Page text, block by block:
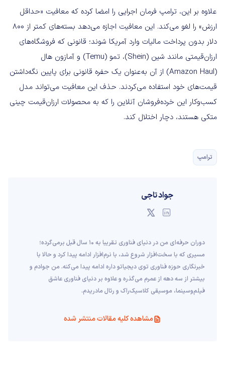
علاوه بر این، ترامپ فرمان اجرایی را امضا کرده که معافیت «حداقل
ارزش» را لغو می‌کند. این معافیت اجازه می‌دهد بسته‌های کمتر از 800
دلار بدون پرداخت مالیات وارد آمریکا شوند؛ قانونی که فروشگاه‌های
ارزان‌قیمتی مانند شین (Shein)، تمو (Temu) و آمازون هال
(Amazon Haul) از آن به‌عنوان یک حفره قانونی برای پایین نگه‌داشتن
قیمت‌های خود استفاده می‌کردند. حذف این معافیت می‌تواند مدل
کسب‌وکار این خرده‌فروشان آنلاین را که به محصولات ارزان‌قیمت چینی
متکی هستند، دچار اختلال کند.
ترامپ
جواد تاجی
دوران حرفه‌ای من در دنیای فناوری تقریبا به ۱۰ سال قبل برمی‌گرده؛
مسیری که با سخت‌افزار شروع شد، با نرم‌افزار ادامه پیدا کرد و حالا با
خبرنگاری حوزه فناوری توی دیجیاتو داره ادامه پیدا می‌کنه. من جوادم و
بیشتر از سه دهه از عمرم می‌گذره و علاوه بر دنیای فناوری عاشق
فیلم‌و‌سینما، موسیقی کلاسیک‌راک و رئال مادریدم.
مشاهده کلیه مقالات منتشر شده